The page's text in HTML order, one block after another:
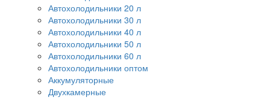
Автохолодильники 20 л
Автохолодильники 30 л
Автохолодильники 40 л
Автохолодильники 50 л
Автохолодильники 60 л
Автохолодильники оптом
Аккумуляторные
Двухкамерные